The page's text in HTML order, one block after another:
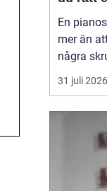
ditt
En
mer än
några
pianot
som
många
och
kraftigt
31 juli 2026